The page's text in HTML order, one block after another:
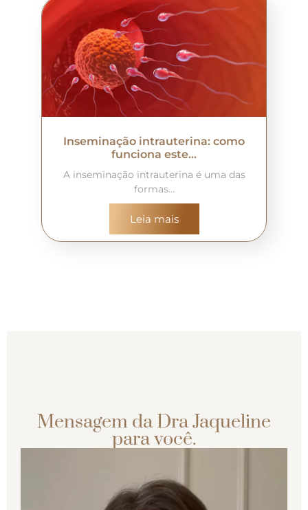
Inseminação intrauterina: como
funciona este…
A inseminação intrauterina é uma das
formas…
Leia mais
Mensagem da Dra Jaqueline
para você.